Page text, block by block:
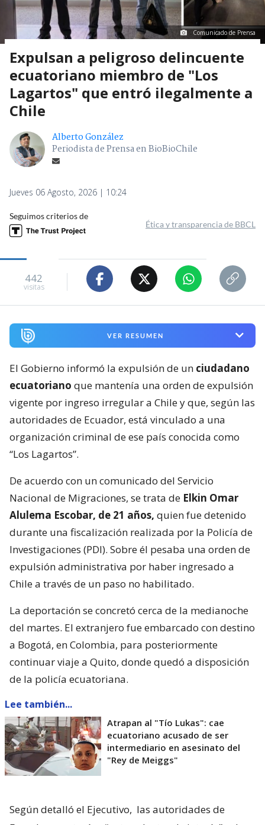
Comunicado de Prensa
Expulsan a peligroso delincuente
ecuatoriano miembro de "Los
Lagartos" que entró ilegalmente a
Chile
Alberto González
Periodista de Prensa en BioBioChile
Jueves 06 Agosto, 2026 | 10:24
Seguimos criterios de
Ética y transparencia de BBCL
442
visitas
VER RESUMEN
El Gobierno informó la expulsión de un ciudadano
ecuatoriano que mantenía una orden de expulsión
vigente por ingreso irregular a Chile y que, según las
autoridades de Ecuador, está vinculado a una
organización criminal de ese país conocida como
“Los Lagartos”.
De acuerdo con un comunicado del Servicio
Nacional de Migraciones, se trata de Elkin Omar
Alulema Escobar, de 21 años, quien fue detenido
durante una fiscalización realizada por la Policía de
Investigaciones (PDI). Sobre él pesaba una orden de
expulsión administrativa por haber ingresado a
Chile a través de un paso no habilitado.
La deportación se concretó cerca de la medianoche
del martes. El extranjero fue embarcado con destino
a Bogotá, en Colombia, para posteriormente
continuar viaje a Quito, donde quedó a disposición
de la policía ecuatoriana.
Lee también...
Atrapan al "Tío Lukas": cae
ecuatoriano acusado de ser
intermediario en asesinato del
"Rey de Meiggs"
Según detalló el Ejecutivo, las autoridades de